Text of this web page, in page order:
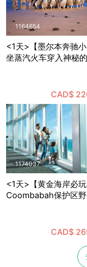
1164654
<1天>【墨尔本奔驰
坐蒸汽火车穿入神秘
CAD$
1174037
<1天>【黄金海岸必玩
Coombabah保护区野
含保护区与国家公园
CAD$